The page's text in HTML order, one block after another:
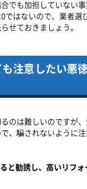
でも加担していない
0ではないので、業者選
せておきましょう。
注意したい悪
のは難しいのですが
、騙されないように注
と勧誘し、高いリフォ